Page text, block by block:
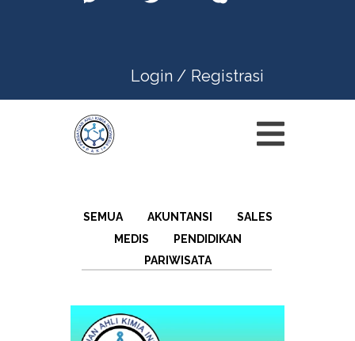
Login / Registrasi
SEMUA AKUNTANSI
SALES
MEDIS
PENDIDIKAN
PARIWISATA